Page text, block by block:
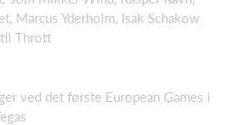
Marcus Yderholm, Isak Schakow
Thrott
ved det første European Games i